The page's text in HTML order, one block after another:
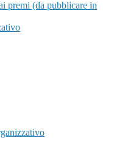
premi (da pubblicare in